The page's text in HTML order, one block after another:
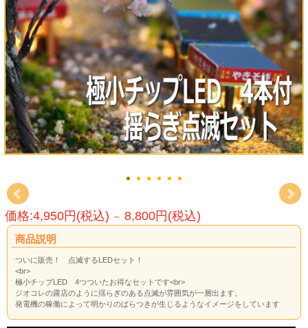
価格:4,950円(税込) ～ 8,800円(税込)
商品説明
ついに販売！ 点滅するLEDセット！
<br>
極小チップLED 4つついたお得なセットです<br>
ジオコレの露店のように揺らぎのある点滅が雰囲気が一層出ます。
発電機の稼働によって明かりのばらつきが生じるようなイメージをしています